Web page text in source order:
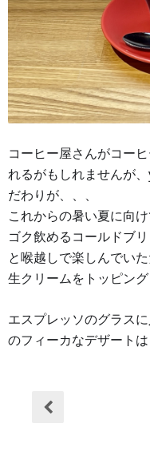
コーヒー屋さんがコー
れるがもしれませんが
だわりが、、、
これからの暑い夏に向
ゴク飲めるコールドブ
と喉越しで楽しんでい
生クリームをトッピング
エスプレッソのグラス
のフィーカなデザート